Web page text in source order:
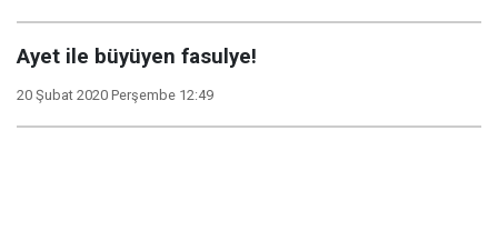
Ayet ile büyüyen fasulye!
20 Şubat 2020 Perşembe 12:49